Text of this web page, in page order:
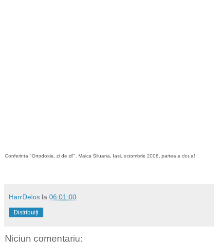
Conferinta "Ortodoxia, zi de zi!", Maica Siluana, Iasi, octombrie 2008, partea a doua!
HarrDelos la 06:01:00
Distribuiți
Niciun comentariu: